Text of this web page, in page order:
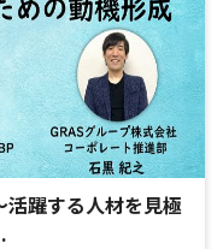
躍する人材を見極